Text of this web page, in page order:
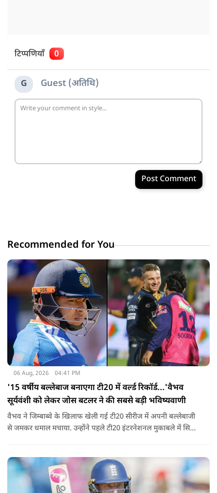
टिप्पणियाँ 0
G Guest (अतिथि)
Post Comment
Recommended for You
06 Aug, 2026 04:41 PM
'15 वर्षीय बल्लेबाज बनाएगा टी20 में वर्ल्ड रिकॉर्ड...'वैभव
सूर्यवंशी को लेकर जोस बटलर ने की सबसे बड़ी भविष्यवाणी
वैभव ने जिम्बाब्वे के खिलाफ खेली गई टी20 सीरीज में अपनी बल्लेबाजी
से जमकर धमाल मचाया. उन्होंने पहले टी20 इंटरनेशनल मुकाबले में सिर्फ